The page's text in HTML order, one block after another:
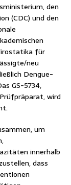
den
(CDC) und den
für
neu
Dengue-
GS-5734,
wird
um
innerhalb
dass